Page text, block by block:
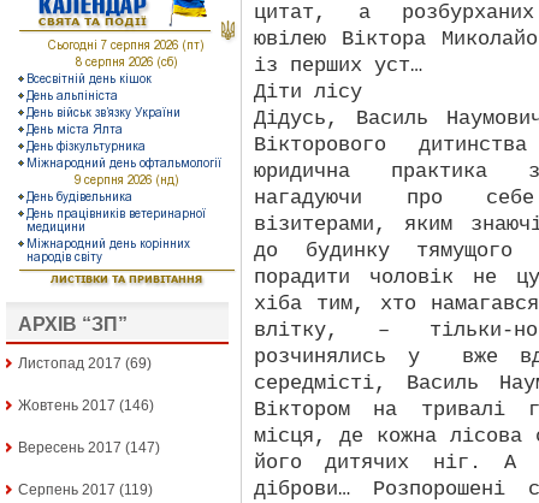
АРХІВ “ЗП”
Листопад 2017 (69)
Жовтень 2017 (146)
Вересень 2017 (147)
Серпень 2017 (119)
цитат, а
ювілею Віктора
із перших уст…
Діти лісу
Дідусь, Василь
Вікторового
юридична практика
нагадуючи про себе
візитерами, яким
до будинку тямущого
порадити чоловік не
хіба тим, хто
влітку, – тільки-
розчинялись у
вже
середмісті, Василь
Віктором на тривалі
місця, де кожна лісова
його дитячих ніг. А
діброви… Розпорошені